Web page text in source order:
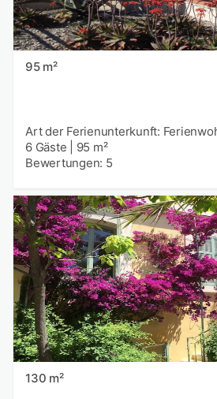
95 m²
Art der Ferienunterkunft:
6 Gäste
95 m²
Bewertungen: 5
130 m²